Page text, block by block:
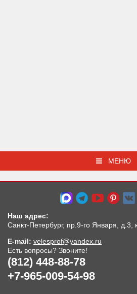
МЕНЮ
Наш адрес:
Санкт-Петербург, пр.9-го Января, д.3,
E-mail: velesprof@yandex.ru
Есть вопросы? Звоните!
(812) 448-88-78
+7-965-009-54-98